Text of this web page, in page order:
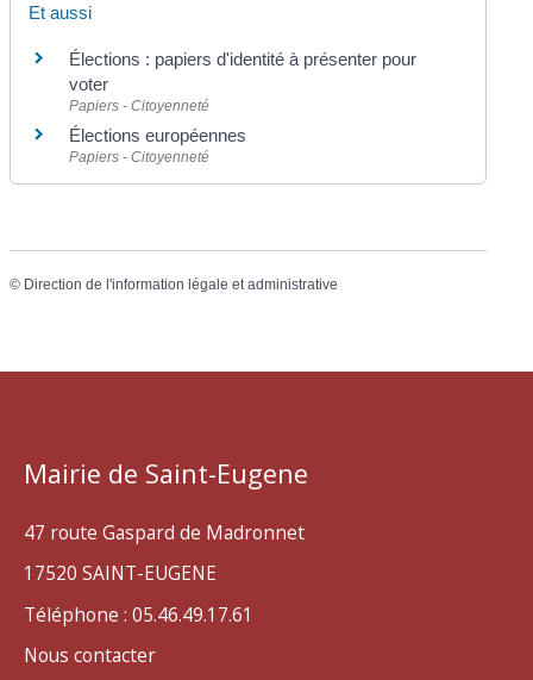
Et aussi
Élections : papiers d'identité à présenter pour
voter
Papiers - Citoyenneté
Élections européennes
Papiers - Citoyenneté
© Direction de l'information légale et administrative
Mairie de Saint-Eugene
47 route Gaspard de Madronnet
17520 SAINT-EUGENE
Téléphone : 05.46.49.17.61
Nous contacter